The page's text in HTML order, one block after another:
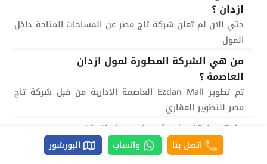
ازدان ؟
حتي الان لم تعلن شركة تاج مصر عن المساحات المتاحة داخل
المول
من هي الشركة المطورة لمول ازدان
العاصمة ؟
تم تطوير Ezdan Mall العاصمة الادارية من قبل شركة تاج
مصر للتطوير العقاري
ما هي ارقام خدمة عملاء مول ازدان
العاصمة الادارية ؟
لمزيد من التفاصيل حول الاسعار وانظمة سداد مشروع مول
اتصل بنا واتساب البورشور